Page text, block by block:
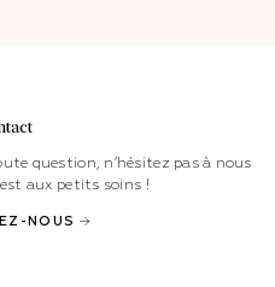
question, n’hésitez pas à nous
aux petits soins !
NOUS